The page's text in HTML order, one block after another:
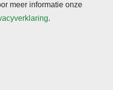
voortdurende
traditioneel de maand
op 5 mei 1945,
onderdrukking die vijf
meer informatie onze
.